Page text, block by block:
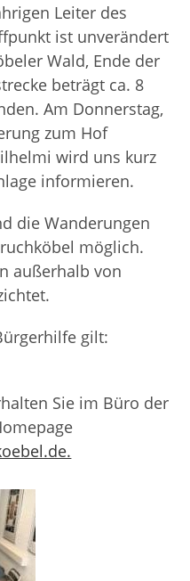
Leiter des
ist unverändert
Wald, Ende der
beträgt ca. 8
Am Donnerstag,
zum Hof
wird uns kurz
informieren.
die Wanderungen
möglich.
außerhalb von
gilt:
Sie im Büro der